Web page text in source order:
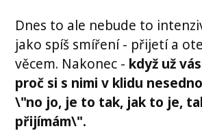
Dnes to ale nebude to
jako spíš smíření - přijetí a
věcem. Nakonec - když už
proč si s nimi v klidu
\"no jo, je to tak, jak to je,
přijímám\".